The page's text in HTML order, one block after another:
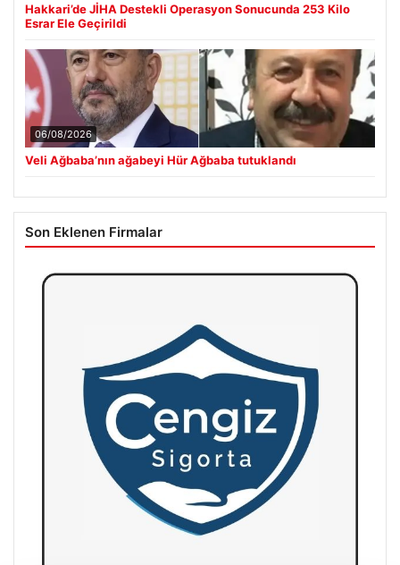
Hakkari’de JİHA Destekli Operasyon Sonucunda 253 Kilo
Esrar Ele Geçirildi
06/08/2026
Veli Ağbaba’nın ağabeyi Hür Ağbaba tutuklandı
Son Eklenen Firmalar